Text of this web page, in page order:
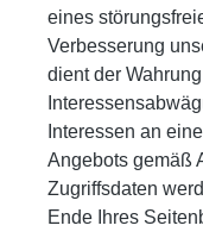
eines
Verbesserung
dient der
Interessen an
Angebots gemäß
Zugriffsdaten
Ende Ihres